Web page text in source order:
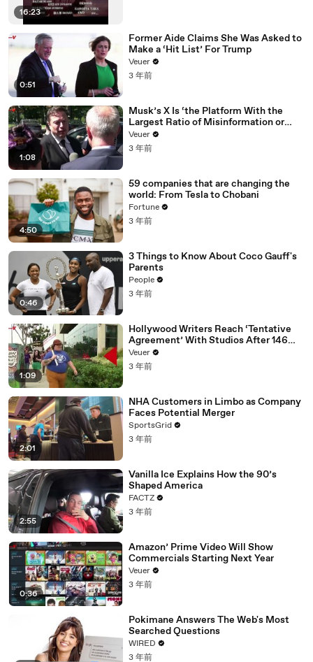
16:23
0:51
Former Aide Claims She Was Asked to
Make a ‘Hit List’ For Trump
Veuer
3 年前
1:08
Musk’s X Is ‘the Platform With the
Largest Ratio of Misinformation or
Disinformation’ Amongst All Social
Media Platforms
Veuer
3 年前
4:50
59 companies that are changing the
world: From Tesla to Chobani
Fortune
3 年前
0:46
3 Things to Know About Coco Gauff's
Parents
People
3 年前
1:09
Hollywood Writers Reach ‘Tentative
Agreement’ With Studios After 146
Day Strike
Veuer
3 年前
2:01
NHA Customers in Limbo as Company
Faces Potential Merger
SportsGrid
3 年前
2:55
Vanilla Ice Explains How the 90’s
Shaped America
FACTZ
3 年前
0:36
Amazon’ Prime Video Will Show
Commercials Starting Next Year
Veuer
3 年前
Pokimane Answers The Web's Most
Searched Questions
WIRED
3 年前